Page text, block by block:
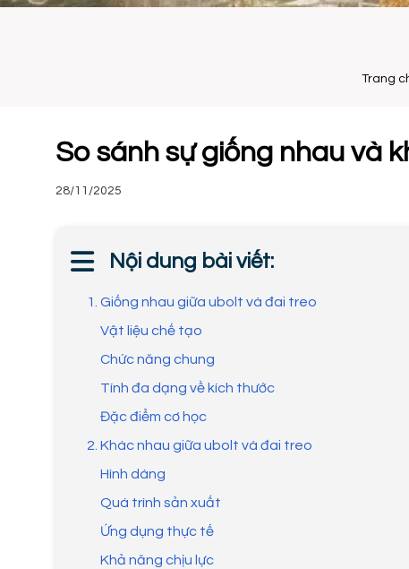
Trang
So sánh sự giống nhau và
28/11/2025
Nội dung bài viết:
1. Giống nhau giữa ubolt và đai treo
Vật liệu chế tạo
Chức năng chung
Tính đa dạng về kích thước
Đặc điểm cơ học
2. Khác nhau giữa ubolt và đai treo
Hình dáng
Quá trình sản xuất
Ứng dụng thực tế
Khả năng chịu lực